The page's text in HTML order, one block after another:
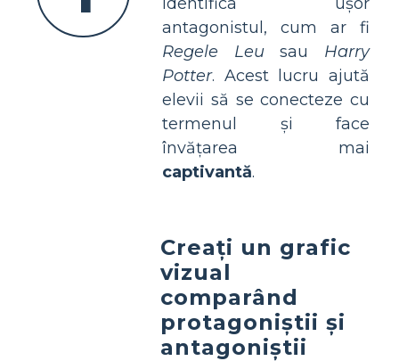
antagonistul, cum ar fi
Regele Leusau Harry
Potter. Acest lucru ajută
elevii să se conecteze cu
termenul și face
învățarea mai
captivantă.
Creați un grafic
vizual
comparând
protagoniștii și
antagoniștii